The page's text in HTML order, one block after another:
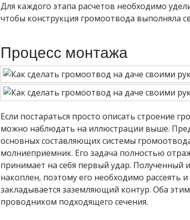
Для каждого этапа расчетов необходимо
чтобы конструкция громоотвода выполняла
Процесс монтажа
Если постараться просто описать строение
можно наблюдать на иллюстрации выше.
основных составляющих системы
молниеприемник. Его задача полностью
принимает на себя первый удар. Полученный
накоплен, поэтому его необходимо рассеять
закладывается заземляющий контур. Оба
проводником подходящего сечения.